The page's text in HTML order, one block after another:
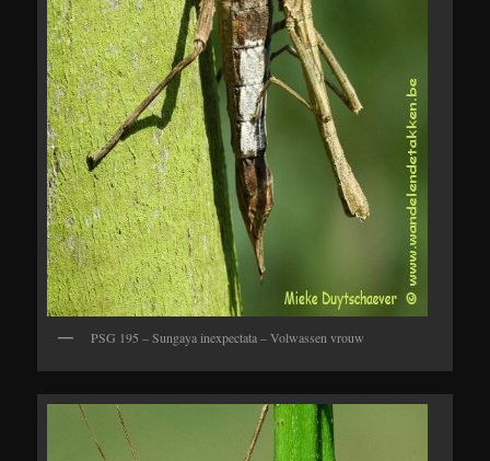
PSG 195 – Sungaya inexpectata – Volwassen vrouw